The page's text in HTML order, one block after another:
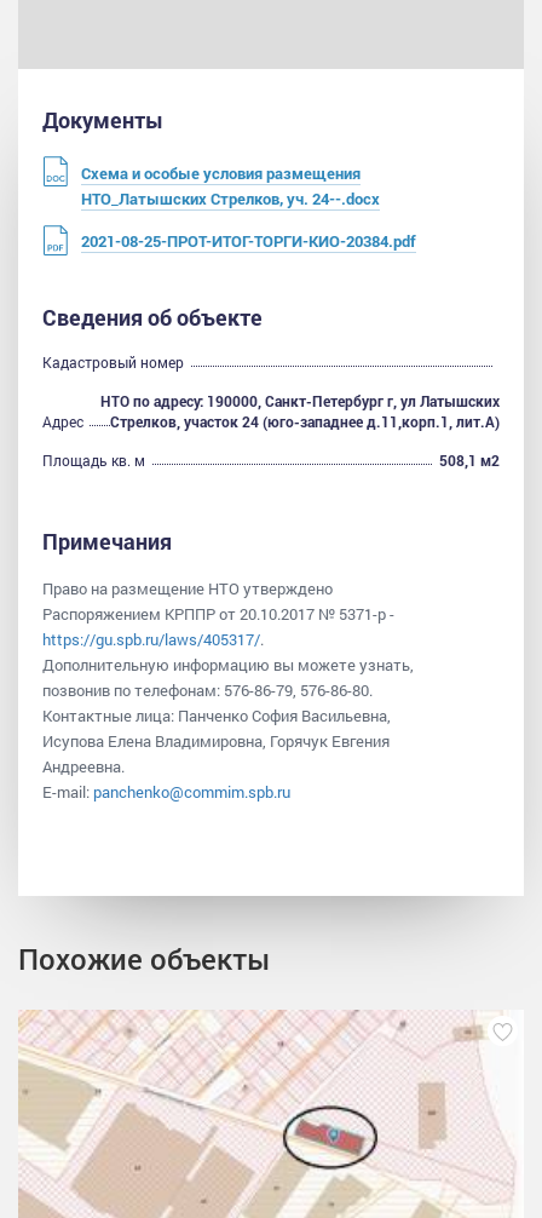
Документы
Схема и особые условия размещения
НТО_Латышских Стрелков, уч. 24--.docx
2021-08-25-ПРОТ-ИТОГ-ТОРГИ-КИО-20384.pdf
Сведения об объекте
Кадастровый номер
Адрес
НТО по адресу: 190000, Санкт-Петербург г, ул Латышских
Стрелков, участок 24 (юго-западнее д.11,корп.1, лит.А)
Площадь кв. м
508,1 м2
Примечания
Право на размещение НТО утверждено
Распоряжением КРППР от 20.10.2017 № 5371-р -
https://gu.spb.ru/laws/405317/.
Дополнительную информацию вы можете узнать,
позвонив по телефонам: 576-86-79, 576-86-80.
Контактные лица: Панченко София Васильевна,
Исупова Елена Владимировна, Горячук Евгения
Андреевна.
E-mail: panchenko@commim.spb.ru
Похожие объекты